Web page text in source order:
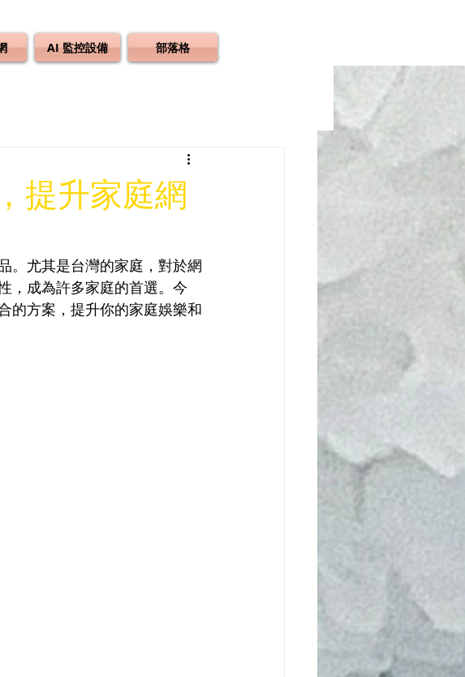
AI 監控設備 部落格
提升家庭網
。尤其是台灣的家庭，對於網
，成為許多家庭的首選。今
的方案，提升你的家庭娛樂和